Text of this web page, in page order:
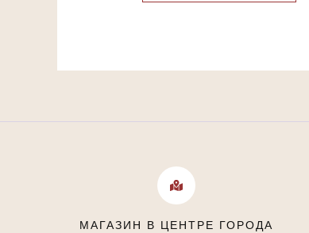
МАГАЗИН В ЦЕНТРЕ ГОРОДА